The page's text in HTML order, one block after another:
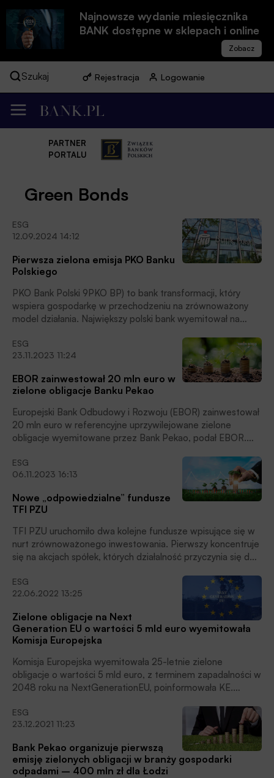
Najnowsze wydanie miesięcznika
BANK dostępne w sklepach i online
Szukaj Rejestracja Logowanie
PARTNER
PORTALU
Green Bonds
ESG
12.09.2024 14:12
Pierwsza zielona emisja PKO Banku
Polskiego
PKO Bank Polski 9PKO BP) to bank transformacji, który
wspiera gospodarkę w przechodzeniu na zrównoważony
model działania. Największy polski bank wyemitował na
Preferred. Łączna wartość emisji wynosi 750 mln euro.
Pozyskane środki zostaną przeznaczone na refinansowanie
kredytów mieszkaniowych finansujących podnoszenie
efektywności energetycznej nieruchomości, czytamy w
komunikacie prasowym Banku.
ESG
23.11.2023 11:24
EBOR zainwestował 20 mln euro w
zielone obligacje Banku Pekao
Europejski Bank Odbudowy i Rozwoju (EBOR) zainwestował
20 mln euro w referencyjne uprzywilejowane zielone
obligacje wyemitowane przez Bank Pekao, podał EBOR.
Papierów Wartościowych w Luksemburgu.
ESG
06.11.2023 16:13
Nowe „odpowiedzialne” fundusze
TFI PZU
TFI PZU uruchomiło dwa kolejne fundusze wpisujące się w
nurt zrównoważonego inwestowania. Pierwszy koncentruje
się na akcjach spółek, których działalność przyczynia się do
przeciwdziałania zmianom klimatu i ich skutkom. Drugi –
przede wszystkim na obligacjach emitowanych w celu
finansowania projektów realizujących cele środowiskowe
lub społeczne, poinformowało Towarzystwo.
ESG
22.06.2022 13:25
Zielone obligacje na Next
Generation EU o wartości 5 mld euro wyemitowała
Komisja Europejska
Komisja Europejska wyemitowała 25-letnie zielone
obligacje o wartości 5 mld euro, z terminem zapadalności w
2048 roku na NextGenerationEU, poinformowała KE.
łącznej wartości 800 mld euro.
ESG
23.12.2021 11:23
Bank Pekao organizuje pierwszą
emisję zielonych obligacji w branży gospodarki
odpadami – 400 mln zł dla Łodzi